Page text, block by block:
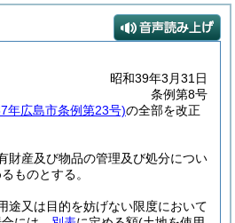
昭和39年3月31日
条例第8号
年広島市条例第23号)の全部を改正
財産及び物品の管理及び処分につい
ものとする。
途又は目的を妨げない限度において